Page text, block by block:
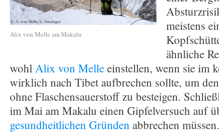
Alix von Melle am Makalu
meistens
ähnliche
wohlAlix von Melleeinstellen, wenn sie im
wirklich nach Tibet aufbrechen sollte, um
ohne Flaschensauerstoff zu besteigen.
im Mai am Makalu einen Gipfelversuch auf
gesundheitlichen Gründen abbrechen müssen.